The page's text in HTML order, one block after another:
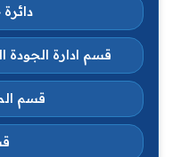
قسم ادارة الجودة
قسم